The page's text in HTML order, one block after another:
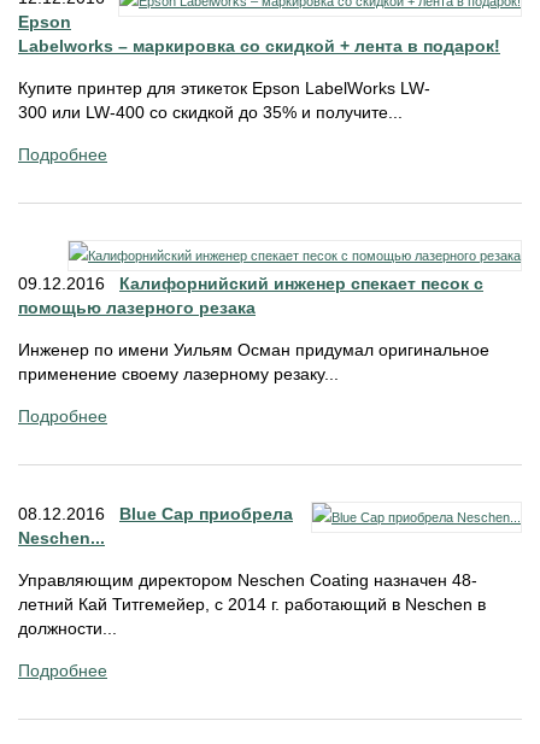
Epson
Labelworks – маркировка со скидкой + лента в подарок!
Купите принтер для этикеток Epson LabelWorks LW-
300 или LW-400 со скидкой до 35% и получите...
Подробнее
09.12.2016 Калифорнийский инженер спекает песок с
помощью лазерного резака
Инженер по имени Уильям Осман придумал оригинальное
применение своему лазерному резаку...
Подробнее
08.12.2016 Blue Cap приобрела
Neschen...
Управляющим директором Neschen Coating назначен 48-
летний Кай Титгемейер, с 2014 г. работающий в Neschen в
должности...
Подробнее